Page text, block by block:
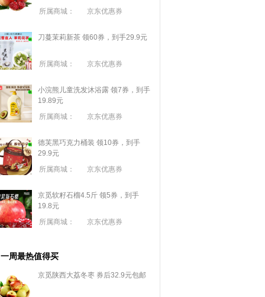
所属商城：
京东优惠券
刀蔓茉莉新茶 领60券，到手29.9元
所属商城： 京东优惠券
小浣熊儿童洗发沐浴露 领7券，到手
19.89元
所属商城：
京东优惠券
德芙黑巧克力桶装 领10券，到手
29.9元
所属商城：
京东优惠券
京觅软籽石榴4.5斤 领5券，到手
19.8元
所属商城：
京东优惠券
一周最热值得买
京觅陕西大荔冬枣 券后32.9元包邮